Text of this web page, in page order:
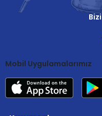
Mobil Uygulamalarımız